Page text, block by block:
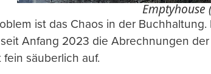
Emptyhouse
ist das Chaos in der
Anfang 2023 die Abrechnungen
fein säuberlich auf.